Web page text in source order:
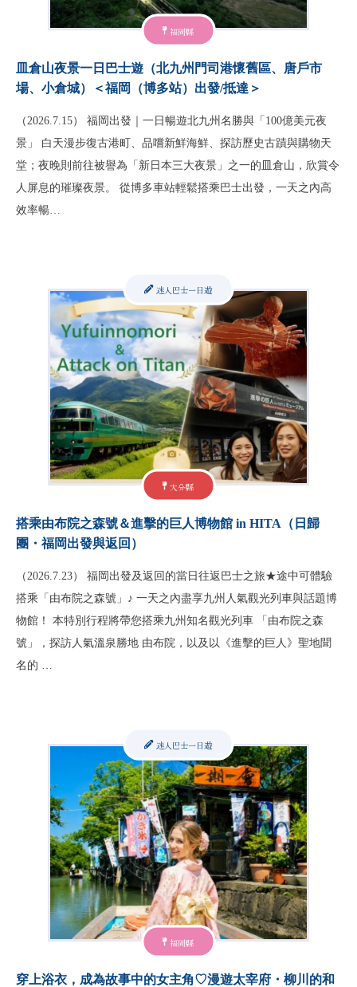
福岡縣
皿倉山夜景一日巴士遊（北九州門司港懷舊區、唐戶市
場、小倉城）＜福岡（博多站）出發/抵達＞
（2026.7.15） 福岡出發｜一日暢遊北九州名勝與「100億美元夜
景」 白天漫步復古港町、品嚐新鮮海鮮、探訪歷史古蹟與購物天
堂；夜晚則前往被譽為「新日本三大夜景」之一的皿倉山，欣賞令
人屏息的璀璨夜景。 從博多車站輕鬆搭乘巴士出發，一天之內高
效率暢…
大分縣
迷人巴士一日遊
搭乘由布院之森號＆進擊的巨人博物館 in HITA（日歸
團・福岡出發與返回）
（2026.7.23） 福岡出發及返回的當日往返巴士之旅★途中可體驗
搭乘「由布院之森號」♪ 一天之內盡享九州人氣觀光列車與話題博
物館！ 本特別行程將帶您搭乘九州知名觀光列車 「由布院之森
號」，探訪人氣溫泉勝地 由布院，以及以《進擊的巨人》聖地聞
名的 …
福岡縣
迷人巴士一日遊
穿上浴衣，成為故事中的女主角♡漫遊太宰府・柳川的和